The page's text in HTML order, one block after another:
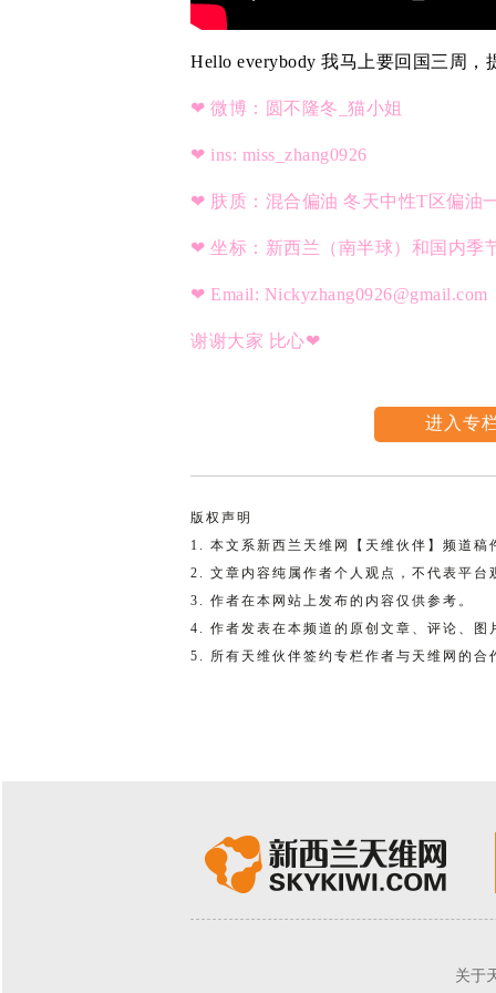
Hello everybody 我马上要回国三周，
❤ 微博：圆不隆冬_猫小姐
❤ ins: miss_zhang0926
❤ 肤质：混合偏油 冬天中性T区偏油
❤ 坐标：新西兰（南半球）和国内季
❤ Email: Nickyzhang0926@gmail.com
谢谢大家 比心❤
进入专
版权声明
1. 本文系新西兰天维网【天维伙伴】频道
2. 文章内容纯属作者个人观点，不代表平台
3. 作者在本网站上发布的内容仅供参考。
4. 作者发表在本频道的原创文章、评论、
5. 所有天维伙伴签约专栏作者与天维网的
关于